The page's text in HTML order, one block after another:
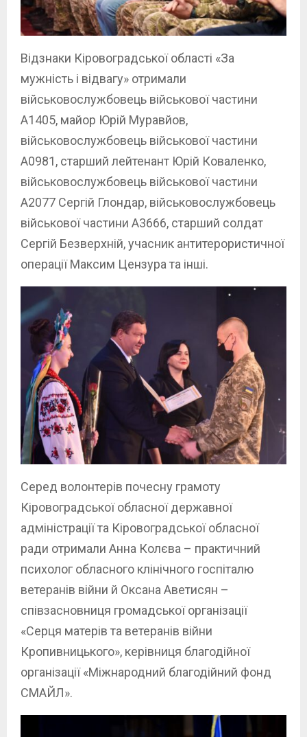
Відзнаки Кіровоградської області «За
мужність і відвагу» отримали
військовослужбовець військової частини
А1405, майор Юрій Муравйов,
військовослужбовець військової частини
А0981, старший лейтенант Юрій Коваленко,
військовослужбовець військової частини
А2077 Сергій Глондар, військовослужбовець
військової частини А3666, старший солдат
Сергій Безверхній, учасник антитерористичної
операції Максим Цензура та інші.
Серед волонтерів почесну грамоту
Кіровоградської обласної державної
адміністрації та Кіровоградської обласної
ради отримали Анна Колєва – практичний
психолог обласного клінічного госпіталю
ветеранів війни й Оксана Аветисян –
співзасновниця громадської організації
«Серця матерів та ветеранів війни
Кропивницького», керівниця благодійної
організації «Міжнародний благодійний фонд
СМАЙЛ».